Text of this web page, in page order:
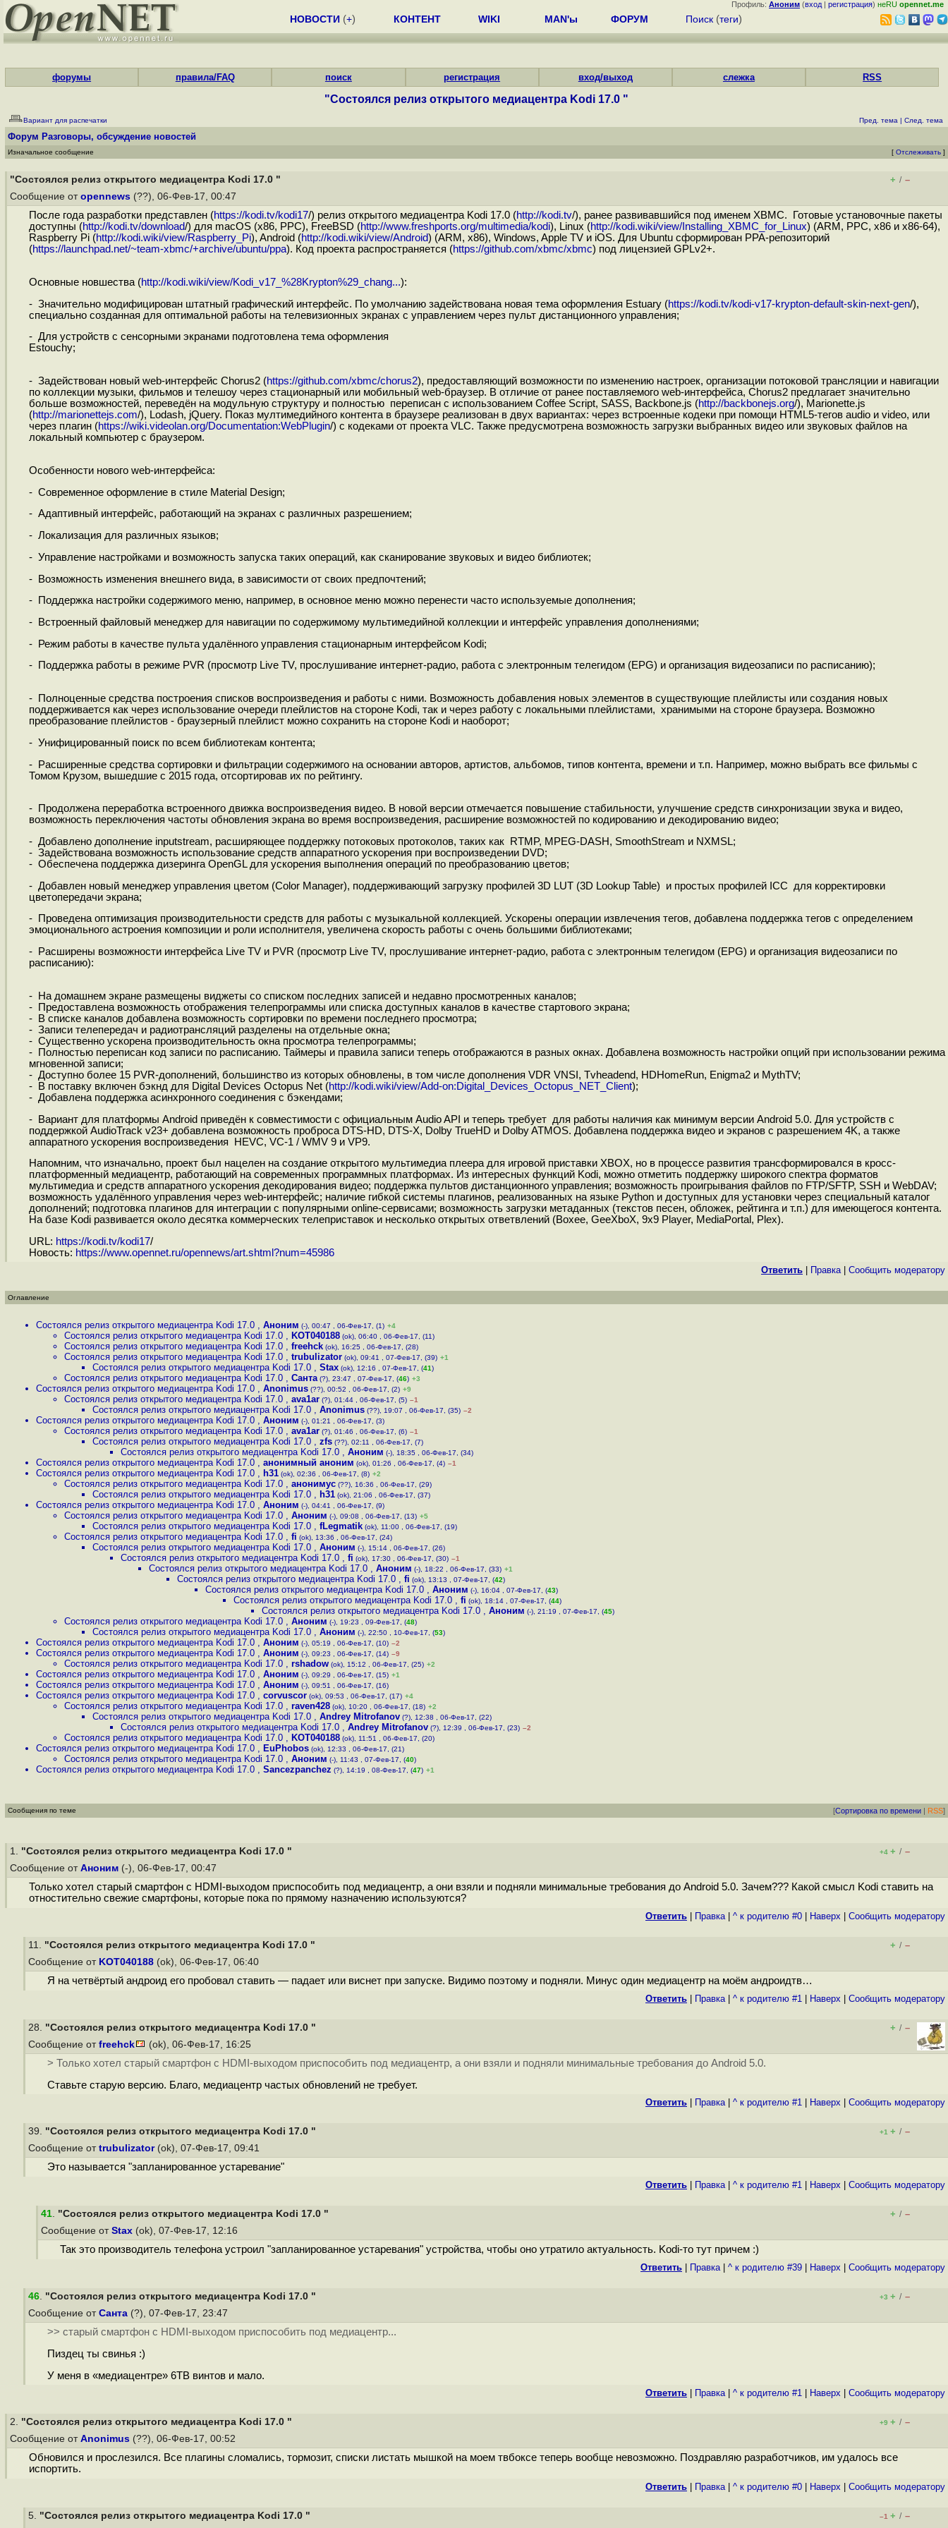
Профиль: Аноним (вход | регистрация) неRU opennet.me
НОВОСТИ (+) КОНТЕНТ WIKI MAN'ы ФОРУМ Поиск (теги)
форумы правила/FAQ поиск регистрация вход/выход слежка RSS
"Состоялся релиз открытого медиацентра Kodi 17.0 "
Вариант для распечатки Пред. тема | След. тема
Форум Разговоры, обсуждение новостей
Изначальное сообщение [ Отслеживать ]
"Состоялся релиз открытого медиацентра Kodi 17.0 " + / –
Сообщение от opennews (??), 06-Фев-17, 00:47
После года разработки представлен (https://kodi.tv/kodi17/) релиз открытого медиацентра Kodi 17.0 (http://kodi.tv/), ранее развивавшийся под именем XBMC. Готовые установочные пакеты
доступны (http://kodi.tv/download/) для macOS (x86, PPC), FreeBSD (http://www.freshports.org/multimedia/kodi), Linux (http://kodi.wiki/view/Installing_XBMC_for_Linux) (ARM, PPC, x86 и x86-64),
Raspberry Pi (http://kodi.wiki/view/Raspberry_Pi), Android (http://kodi.wiki/view/Android) (ARM, x86), Windows, Apple TV и iOS. Для Ubuntu сформирован PPA-репозиторий
(https://launchpad.net/~team-xbmc/+archive/ubuntu/ppa). Код проекта распространяется (https://github.com/xbmc/xbmc) под лицензией GPLv2+.
Основные новшества (http://kodi.wiki/view/Kodi_v17_%28Krypton%29_chang...):
- Значительно модифицирован штатный графический интерфейс. По умолчанию задействована новая тема оформления Estuary (https://kodi.tv/kodi-v17-krypton-default-skin-next-gen/),
специально созданная для оптимальной работы на телевизионных экранах с управлением через пульт дистанционного управления;
- Для устройств с сенсорными экранами подготовлена тема оформления
Estouchy;
- Задействован новый web-интерфейс Chorus2 (https://github.com/xbmc/chorus2), предоставляющий возможности по изменению настроек, организации потоковой трансляции и навигации
по коллекции музыки, фильмов и телешоу через стационарный или мобильный web-браузер. В отличие от ранее поставляемого web-интерфейса, Chorus2 предлагает значительно
больше возможностей, переведён на модульную структуру и полностью переписан с использованием Coffee Script, SASS, Backbone.js (http://backbonejs.org/), Marionette.js
(http://marionettejs.com/), Lodash, jQuery. Показ мултимедийного контента в браузере реализован в двух вариантах: через встроенные кодеки при помощи HTML5-тегов audio и video, или
через плагин (https://wiki.videolan.org/Documentation:WebPlugin/) с кодеками от проекта VLC. Также предусмотрена возможность загрузки выбранных видео или звуковых файлов на
локальный компьютер с браузером.
Особенности нового web-интерфейса:
- Современное оформление в стиле Material Design;
- Адаптивный интерфейс, работающий на экранах с различных разрешением;
- Локализация для различных языков;
- Управление настройками и возможность запуска таких операций, как сканирование звуковых и видео библиотек;
- Возможность изменения внешнего вида, в зависимости от своих предпочтений;
- Поддержка настройки содержимого меню, например, в основное меню можно перенести часто используемые дополнения;
- Встроенный файловый менеджер для навигации по содержимому мультимедийной коллекции и интерфейс управления дополнениями;
- Режим работы в качестве пульта удалённого управления стационарным интерфейсом Kodi;
- Поддержка работы в режиме PVR (просмотр Live TV, прослушивание интернет-радио, работа с электронным телегидом (EPG) и организация видеозаписи по расписанию);
- Полноценные средства построения списков воспроизведения и работы с ними. Возможность добавления новых элементов в существующие плейлисты или создания новых
поддерживается как через использование очереди плейлистов на стороне Kodi, так и через работу с локальными плейлистами, хранимыми на стороне браузера. Возможно
преобразование плейлистов - браузерный плейлист можно сохранить на стороне Kodi и наоборот;
- Унифицированный поиск по всем библиотекам контента;
- Расширенные средства сортировки и фильтрации содержимого на основании авторов, артистов, альбомов, типов контента, времени и т.п. Например, можно выбрать все фильмы с
Томом Крузом, вышедшие с 2015 года, отсортировав их по рейтингу.
- Продолжена переработка встроенного движка воспроизведения видео. В новой версии отмечается повышение стабильности, улучшение средств синхронизации звука и видео,
возможность переключения частоты обновления экрана во время воспроизведения, расширение возможностей по кодированию и декодированию видео;
- Добавлено дополнение inputstream, расширяющее поддержку потоковых протоколов, таких как RTMP, MPEG-DASH, SmoothStream и NXMSL;
- Задействована возможность использование средств аппаратного ускорения при воспроизведении DVD;
- Обеспечена поддержка дизеринга OpenGL для ускорения выполнения операций по преобразованию цветов;
- Добавлен новый менеджер управления цветом (Color Manager), поддерживающий загрузку профилей 3D LUT (3D Lookup Table) и простых профилей ICC для корректировки
цветопередачи экрана;
- Проведена оптимизация производительности средств для работы с музыкальной коллекцией. Ускорены операции извлечения тегов, добавлена поддержка тегов с определением
эмоционального астроения композиции и роли исполнителя, увеличена скорость работы с очень большими библиотеками;
- Расширены возможности интерфейса Live TV и PVR (просмотр Live TV, прослушивание интернет-радио, работа с электронным телегидом (EPG) и организация видеозаписи по
расписанию):
- На домашнем экране размещены виджеты со списком последних записей и недавно просмотренных каналов;
- Предоставлена возможность отображения телепрограммы или списка доступных каналов в качестве стартового экрана;
- В списке каналов добавлена возможность сортировки по времени последнего просмотра;
- Записи телепередач и радиотрансляций разделены на отдельные окна;
- Существенно ускорена производительность окна просмотра телепрограммы;
- Полностью переписан код записи по расписанию. Таймеры и правила записи теперь отображаются в разных окнах. Добавлена возможность настройки опций при использовании режима
мгновенной записи;
- Доступно более 15 PVR-дополнений, большинство из которых обновлены, в том числе дополнения VDR VNSI, Tvheadend, HDHomeRun, Enigma2 и MythTV;
- В поставку включен бэкнд для Digital Devices Octopus Net (http://kodi.wiki/view/Add-on:Digital_Devices_Octopus_NET_Client);
- Добавлена поддержка асинхронного соединения с бэкендами;
- Вариант для платформы Android приведён к совместимости с официальным Audio API и теперь требует для работы наличия как минимум версии Android 5.0. Для устройств с
поддержкой AudioTrack v23+ добавлена возможность проброса DTS-HD, DTS-X, Dolby TrueHD и Dolby ATMOS. Добавлена поддержка видео и экранов с разрешением 4K, а также
аппаратного ускорения воспроизведения HEVC, VC-1 / WMV 9 и VP9.
Напомним, что изначально, проект был нацелен на создание открытого мультимедиа плеера для игровой приставки XBOX, но в процессе развития трансформировался в кросс-
платформенный медиацентр, работающий на современных программных платформах. Из интересных функций Kodi, можно отметить поддержку широкого спектра форматов
мультимедиа и средств аппаратного ускорения декодирования видео; поддержка пультов дистанционного управления; возможность проигрывания файлов по FTP/SFTP, SSH и WebDAV;
возможность удалённого управления через web-интерфейс; наличие гибкой системы плагинов, реализованных на языке Python и доступных для установки через специальный каталог
дополнений; подготовка плагинов для интеграции с популярными online-сервисами; возможность загрузки метаданных (текстов песен, обложек, рейтинга и т.п.) для имеющегося контента.
На базе Kodi развивается около десятка коммерческих телеприставок и несколько открытых ответвлений (Boxee, GeeXboX, 9x9 Player, MediaPortal, Plex).
URL: https://kodi.tv/kodi17/
Новость: https://www.opennet.ru/opennews/art.shtml?num=45986
Ответить Правка| Cообщить модератору
Оглавление
Состоялся релиз открытого медиацентра Kodi 17.0 , Аноним (-), 00:47 , 06-Фев-17, (1) +4
Состоялся релиз открытого медиацентра Kodi 17.0 , KOT040188 (ok), 06:40 , 06-Фев-17, (11)
Состоялся релиз открытого медиацентра Kodi 17.0 , freehck (ok), 16:25 , 06-Фев-17, (28)
Состоялся релиз открытого медиацентра Kodi 17.0 , trubulizator (ok), 09:41 , 07-Фев-17, (39) +1
Состоялся релиз открытого медиацентра Kodi 17.0 , Stax (ok), 12:16 , 07-Фев-17, (41)
Состоялся релиз открытого медиацентра Kodi 17.0 , Санта (?), 23:47 , 07-Фев-17, (46) +3
Состоялся релиз открытого медиацентра Kodi 17.0 , Anonimus (??), 00:52 , 06-Фев-17, (2) +9
Состоялся релиз открытого медиацентра Kodi 17.0 , ava1ar (?), 01:44 , 06-Фев-17, (5) –1
Состоялся релиз открытого медиацентра Kodi 17.0 , Anonimus (??), 19:07 , 06-Фев-17, (35) –2
Состоялся релиз открытого медиацентра Kodi 17.0 , Аноним (-), 01:21 , 06-Фев-17, (3)
Состоялся релиз открытого медиацентра Kodi 17.0 , ava1ar (?), 01:46 , 06-Фев-17, (6) –1
Состоялся релиз открытого медиацентра Kodi 17.0 , zfs (??), 02:11 , 06-Фев-17, (7)
Состоялся релиз открытого медиацентра Kodi 17.0 , Аноним (-), 18:35 , 06-Фев-17, (34)
Состоялся релиз открытого медиацентра Kodi 17.0 , анонимный аноним (ok), 01:26 , 06-Фев-17, (4) –1
Состоялся релиз открытого медиацентра Kodi 17.0 , h31 (ok), 02:36 , 06-Фев-17, (8) +2
Состоялся релиз открытого медиацентра Kodi 17.0 , анонимус (??), 16:36 , 06-Фев-17, (29)
Состоялся релиз открытого медиацентра Kodi 17.0 , h31 (ok), 21:06 , 06-Фев-17, (37)
Состоялся релиз открытого медиацентра Kodi 17.0 , Аноним (-), 04:41 , 06-Фев-17, (9)
Состоялся релиз открытого медиацентра Kodi 17.0 , Аноним (-), 09:08 , 06-Фев-17, (13) +5
Состоялся релиз открытого медиацентра Kodi 17.0 , fLegmatik (ok), 11:00 , 06-Фев-17, (19)
Состоялся релиз открытого медиацентра Kodi 17.0 , fi (ok), 13:36 , 06-Фев-17, (24)
Состоялся релиз открытого медиацентра Kodi 17.0 , Аноним (-), 15:14 , 06-Фев-17, (26)
Состоялся релиз открытого медиацентра Kodi 17.0 , fi (ok), 17:30 , 06-Фев-17, (30) –1
Состоялся релиз открытого медиацентра Kodi 17.0 , Аноним (-), 18:22 , 06-Фев-17, (33) +1
Состоялся релиз открытого медиацентра Kodi 17.0 , fi (ok), 13:13 , 07-Фев-17, (42)
Состоялся релиз открытого медиацентра Kodi 17.0 , Аноним (-), 16:04 , 07-Фев-17, (43)
Состоялся релиз открытого медиацентра Kodi 17.0 , fi (ok), 18:14 , 07-Фев-17, (44)
Состоялся релиз открытого медиацентра Kodi 17.0 , Аноним (-), 21:19 , 07-Фев-17, (45)
Состоялся релиз открытого медиацентра Kodi 17.0 , Аноним (-), 19:23 , 09-Фев-17, (48)
Состоялся релиз открытого медиацентра Kodi 17.0 , Аноним (-), 22:50 , 10-Фев-17, (53)
Состоялся релиз открытого медиацентра Kodi 17.0 , Аноним (-), 05:19 , 06-Фев-17, (10) –2
Состоялся релиз открытого медиацентра Kodi 17.0 , Аноним (-), 09:23 , 06-Фев-17, (14) –9
Состоялся релиз открытого медиацентра Kodi 17.0 , rshadow (ok), 15:12 , 06-Фев-17, (25) +2
Состоялся релиз открытого медиацентра Kodi 17.0 , Аноним (-), 09:29 , 06-Фев-17, (15) +1
Состоялся релиз открытого медиацентра Kodi 17.0 , Аноним (-), 09:51 , 06-Фев-17, (16)
Состоялся релиз открытого медиацентра Kodi 17.0 , corvuscor (ok), 09:53 , 06-Фев-17, (17) +4
Состоялся релиз открытого медиацентра Kodi 17.0 , raven428 (ok), 10:20 , 06-Фев-17, (18) +2
Состоялся релиз открытого медиацентра Kodi 17.0 , Andrey Mitrofanov (?), 12:38 , 06-Фев-17, (22)
Состоялся релиз открытого медиацентра Kodi 17.0 , Andrey Mitrofanov (?), 12:39 , 06-Фев-17, (23) –2
Состоялся релиз открытого медиацентра Kodi 17.0 , KOT040188 (ok), 11:51 , 06-Фев-17, (20)
Состоялся релиз открытого медиацентра Kodi 17.0 , EuPhobos (ok), 12:33 , 06-Фев-17, (21)
Состоялся релиз открытого медиацентра Kodi 17.0 , Аноним (-), 11:43 , 07-Фев-17, (40)
Состоялся релиз открытого медиацентра Kodi 17.0 , Sancezpanchez (?), 14:19 , 08-Фев-17, (47) +1
Сообщения по теме [Сортировка по времени | RSS]
1. "Состоялся релиз открытого медиацентра Kodi 17.0 " +4 + / –
Сообщение от Аноним (-), 06-Фев-17, 00:47
Только хотел старый смартфон c HDMI-выходом приспособить под медиацентр, а они взяли и подняли минимальные требования до Android 5.0. Зачем??? Какой смысл Kodi ставить на
отностительно свежие смартфоны, которые пока по прямому назначению используются?
Ответить Правка| ^ к родителю #0 Наверх Cообщить модератору
11. "Состоялся релиз открытого медиацентра Kodi 17.0 " + / –
Сообщение от KOT040188 (ok), 06-Фев-17, 06:40
Я на четвёртый андроид его пробовал ставить — падает или виснет при запуске. Видимо поэтому и подняли. Минус один медиацентр на моём андроидтв…
Ответить Правка| ^ к родителю #1 Наверх Cообщить модератору
28. "Состоялся релиз открытого медиацентра Kodi 17.0 " + / –
Сообщение от freehck (ok), 06-Фев-17, 16:25
> Только хотел старый смартфон c HDMI-выходом приспособить под медиацентр, а они взяли и подняли минимальные требования до Android 5.0.
Ставьте старую версию. Благо, медиацентр частых обновлений не требует.
Ответить Правка| ^ к родителю #1 Наверх Cообщить модератору
39. "Состоялся релиз открытого медиацентра Kodi 17.0 " +1 + / –
Сообщение от trubulizator(ok), 07-Фев-17, 09:41
Это называется "запланированное устаревание"
Ответить Правка| ^ к родителю #1 Наверх Cообщить модератору
41. "Состоялся релиз открытого медиацентра Kodi 17.0 " + / –
Сообщение от Stax (ok), 07-Фев-17, 12:16
Так это производитель телефона устроил "запланированное устаревания" устройства, чтобы оно утратило актуальность. Kodi-то тут причем :)
Ответить Правка| ^ к родителю #39 Наверх Cообщить модератору
46. "Состоялся релиз открытого медиацентра Kodi 17.0 " +3 + / –
Сообщение от Санта (?), 07-Фев-17, 23:47
>> старый смартфон c HDMI-выходом приспособить под медиацентр...
Пиздец ты свинья :)
У меня в «медиацентре» 6TB винтов и мало.
Ответить Правка| ^ к родителю #1 Наверх Cообщить модератору
2. "Состоялся релиз открытого медиацентра Kodi 17.0 " +9 + / –
Сообщение от Anonimus (??), 06-Фев-17, 00:52
Обновился и прослезился. Все плагины сломались, тормозит, списки листать мышкой на моем твбоксе теперь вообще невозможно. Поздравляю разработчиков, им удалось все
испортить.
Ответить Правка| ^ к родителю #0 Наверх Cообщить модератору
5. "Состоялся релиз открытого медиацентра Kodi 17.0 " –1 + / –